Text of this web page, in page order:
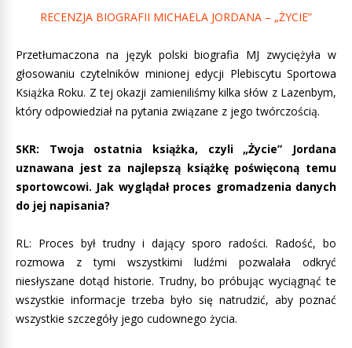
RECENZJA BIOGRAFII MICHAELA JORDANA – „ŻYCIE”
Przetłumaczona na język polski biografia MJ zwyciężyła w
głosowaniu czytelników minionej edycji Plebiscytu Sportowa
Książka Roku. Z tej okazji zamieniliśmy kilka słów z Lazenbym,
który odpowiedział na pytania związane z jego twórczością.
SKR: Twoja ostatnia książka, czyli „Życie” Jordana
uznawana jest za najlepszą książkę poświęconą temu
sportowcowi. Jak wyglądał proces gromadzenia danych
do jej napisania?
RL: Proces był trudny i dający sporo radości. Radość, bo
rozmowa z tymi wszystkimi ludźmi pozwalała odkryć
niesłyszane dotąd historie. Trudny, bo próbując wyciągnąć te
wszystkie informacje trzeba było się natrudzić, aby poznać
wszystkie szczegóły jego cudownego życia.